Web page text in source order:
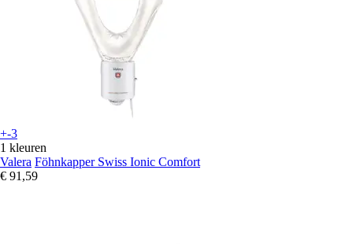
+-3
1 kleuren
Valera Föhnkapper Swiss Ionic Comfort
€ 91,59